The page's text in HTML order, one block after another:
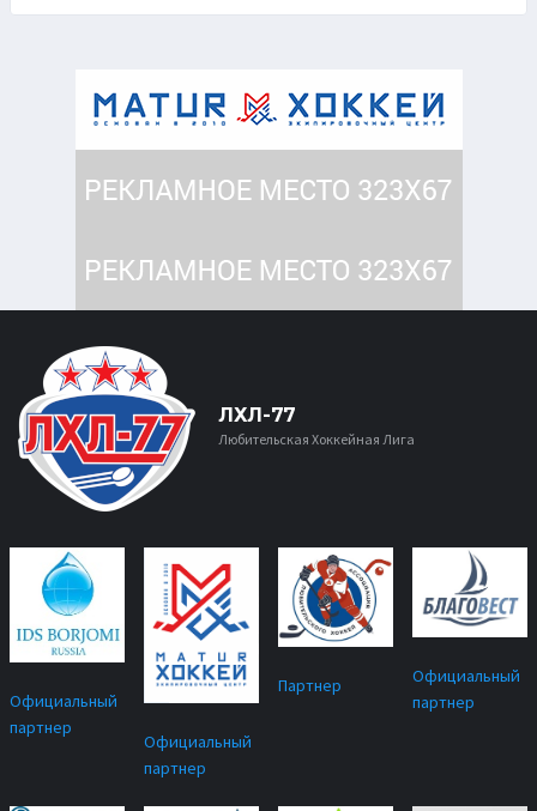
ЛХЛ-77
Любительская Хоккейная Лига
Официальный
партнер
Официальный
партнер
Партнер
Официальный
партнер